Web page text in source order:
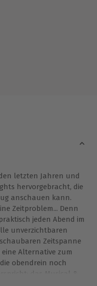
letzten Jahren und
hervorgebracht, die
anschauen kann.
Zeitproblem... Denn
jeden Abend im
unverzichtbaren
Zeitspanne
eine Alternative zum
obendrein noch
das Musical &